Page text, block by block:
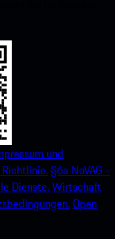
und
§6a NoVAG -
Dienste.Wirtschaft
Open